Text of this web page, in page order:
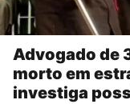
Advogado de
morto em
investiga